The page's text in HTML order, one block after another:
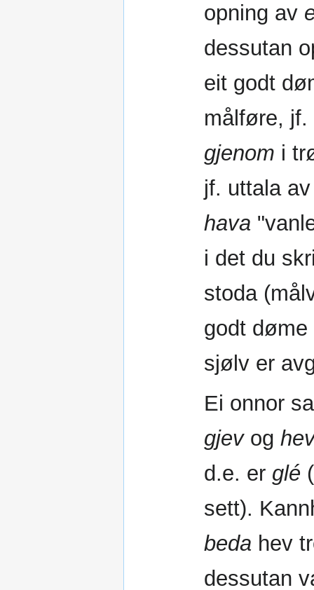
opning av
dessutan
eit godt
målføre,
gjenom i
jf. uttala
hava
i det du
stoda
godt
sjølv er
Ei onnor
gjevog
d.e. er glé
sett).
bedahev
dessutan